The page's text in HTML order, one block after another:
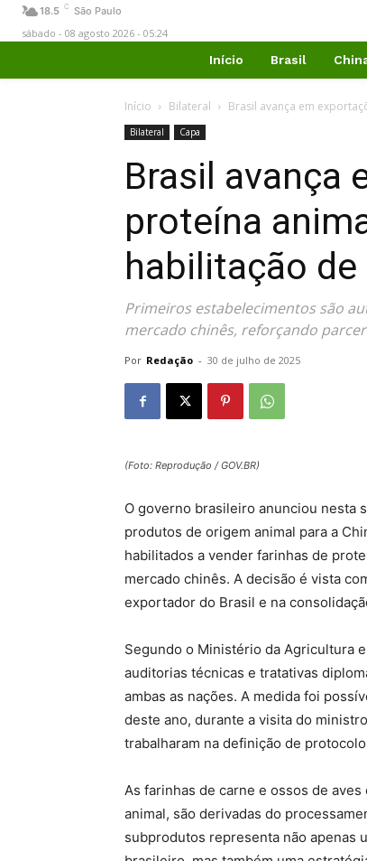
18.5 C São Paulo
sábado - 08 agosto 2026 - 05:24
Início Brasil
Início Bilateral Brasil avança em
Bilateral Capa
Brasil avança
proteína
habilitação
Primeiros estabelecimentos são
mercado chinês, reforçando
Por Redação - 30 de julho de 2025
(Foto: Reprodução / GOV.BR)
O governo brasileiro anunciou nesta
produtos de origem animal para a
habilitados a vender farinhas de
mercado chinês. A decisão é vista
exportador do Brasil e na
Segundo o Ministério da Agricultura
auditorias técnicas e tratativas
ambas as nações. A medida foi
deste ano, durante a visita do
trabalharam na definição de
As farinhas de carne e ossos de
animal, são derivadas do
subprodutos representa não apenas